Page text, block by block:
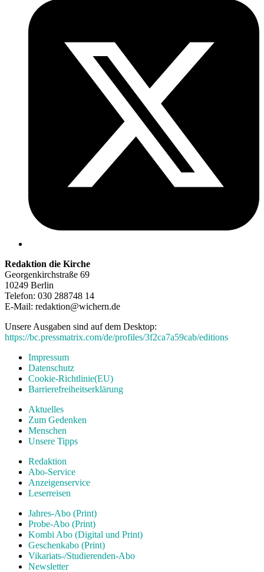
Redaktion die Kirche
Georgenkirchstraße 69
10249 Berlin
Telefon: 030 288748 14
E-Mail: redaktion@wichern.de
Unsere Ausgaben sind auf dem Desktop:
https://bc.pressmatrix.com/de/profiles/3f2ca7a59cab/editions
Impressum
Datenschutz
Cookie-Richtlinie(EU)
Barrierefreiheitserklärung
Aktuelles
Zum Gedenken
Menschen
Unsere Tipps
Redaktion
Abo-Service
Anzeigenservice
Leserreisen
Jahres-Abo (Print)
Probe-Abo (Print)
Kombi Abo (Digital und Print)
Geschenkabo (Print)
Vikariats-/Studierenden-Abo
Newsletter